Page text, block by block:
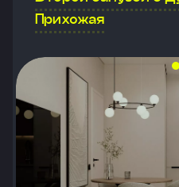
Прихожая